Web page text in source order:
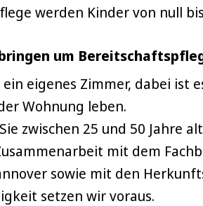
werden Kinder von null
um
eigenes Zimmer, dabei ist
Wohnung leben.
zwischen 25 und 50 Jahre
mit dem
sowie mit den
setzen wir voraus.